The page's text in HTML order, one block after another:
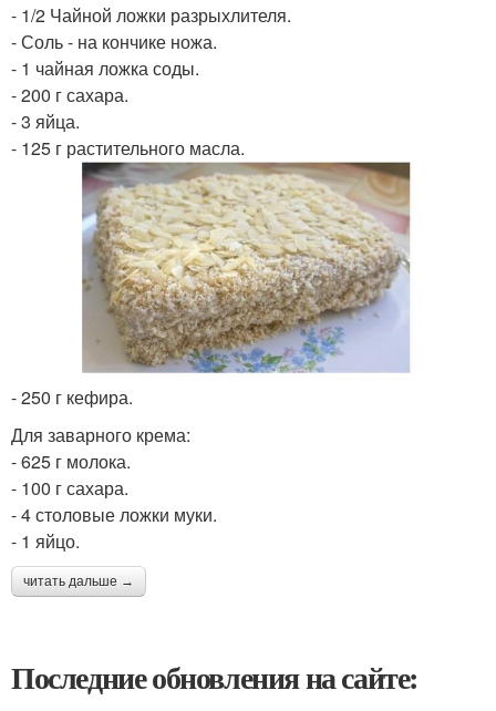
- 1/2 Чайной ложки разрыхлителя.
- Соль - на кончике ножа.
- 1 чайная ложка соды.
- 200 г сахара.
- 3 яйца.
- 125 г растительного масла.
- 250 г кефира.
Для заварного крема:
- 625 г молока.
- 100 г сахара.
- 4 столовые ложки муки.
- 1 яйцо.
читать дальше →
Последние обновления на сайте: